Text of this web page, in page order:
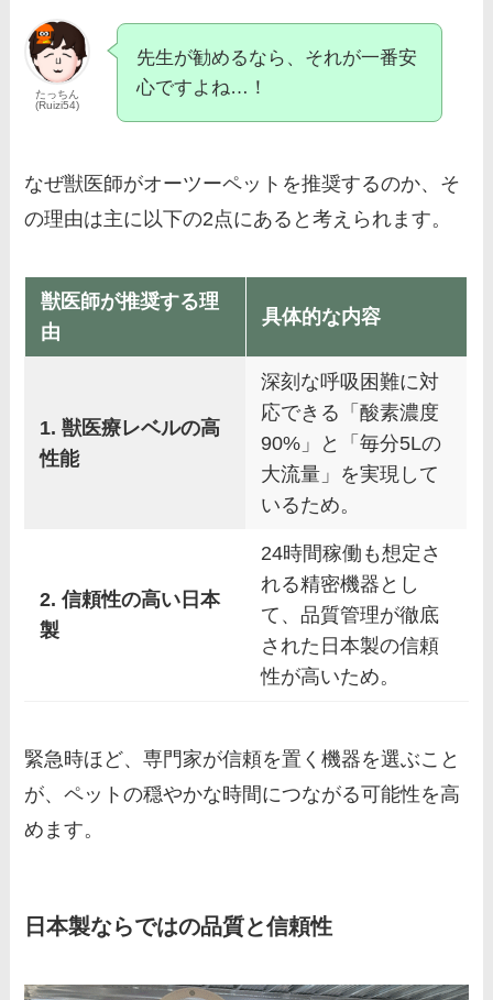
たっちん
(Ruizi54)
先生が勧めるなら、それが一番安
心ですよね…！
なぜ獣医師がオーツーペットを推奨するのか、そ
の理由は主に以下の2点にあると考えられます。
獣医師が推奨する理
由
具体的な内容
1. 獣医療レベルの高
性能
深刻な呼吸困難に対
応できる「酸素濃度
90%」と「毎分5Lの
大流量」を実現して
いるため。
2. 信頼性の高い日本
製
24時間稼働も想定さ
れる精密機器とし
て、品質管理が徹底
された日本製の信頼
性が高いため。
緊急時ほど、専門家が信頼を置く機器を選ぶこと
が、ペットの穏やかな時間につながる可能性を高
めます。
日本製ならではの品質と信頼性